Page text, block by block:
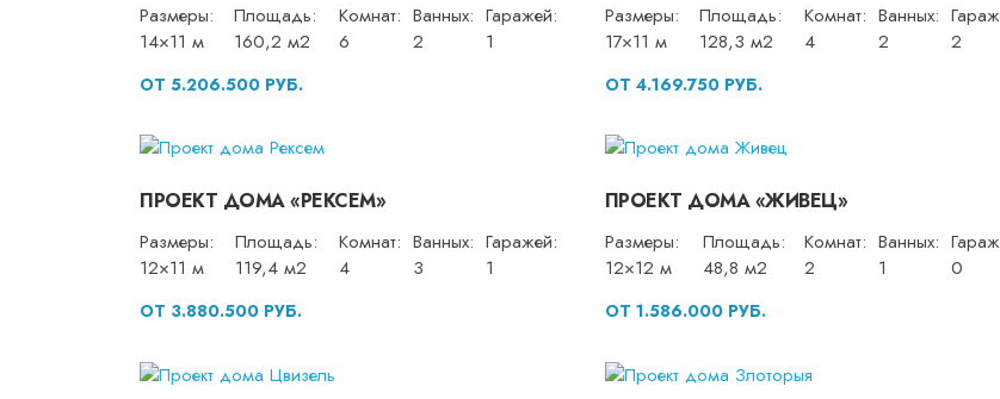
Размеры:
14×11 м
Площадь:
160,2 м2
Комнат:
6
Ванных:
2
Гаражей:
1
ОТ 5.206.500 РУБ.
Размеры:
17×11 м
Площадь:
128,3 м2
Комнат:
4
Ванных:
2
2
ОТ 4.169.750 РУБ.
ПРОЕКТ ДОМА «РЕКСЕМ»
Размеры:
12×11 м
Площадь:
119,4 м2
Комнат:
4
Ванных:
3
Гаражей:
1
ОТ 3.880.500 РУБ.
ПРОЕКТ ДОМА «ЖИВЕЦ»
Размеры:
12×12 м
Площадь:
48,8 м2
Комнат:
2
Ванных:
1
0
ОТ 1.586.000 РУБ.